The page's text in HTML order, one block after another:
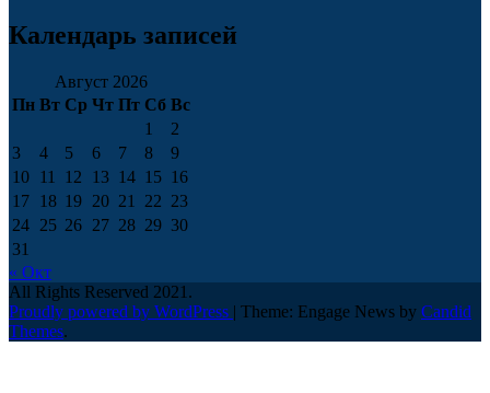
Календарь записей
Август 2026
Пн Вт Ср Чт Пт Сб Вс
1
2
3
4 5 6 7 8
9
10 11 12 13 14 15 16
17 18 19 20 21 22 23
24 25 26 27 28 29 30
31
« Окт
All Rights Reserved 2021.
Proudly powered by WordPress | Theme: Engage News by Candid
Themes.